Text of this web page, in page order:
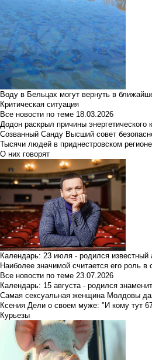
Воду в Бельцах могут вернуть в
Критическая ситуация
Все новости по теме 18.03.2026
Додон раскрыл причины энергетического
Созванный Санду Высший совет
Тысячи людей в приднестровском
О них говорят
Календарь: 23 июля - родился
Наиболее значимой считается его роль
Все новости по теме 23.07.2026
Календарь: 15 августа - родился
Самая сексуальная женщина Молдовы
Ксения Дели о своем муже: "И кому тут
Курьезы